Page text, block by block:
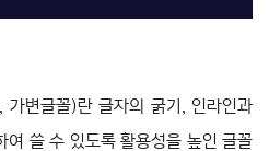
변글꼴)란 글자의 굵기, 인라인과
여 쓸 수 있도록 활용성을 높인 글꼴